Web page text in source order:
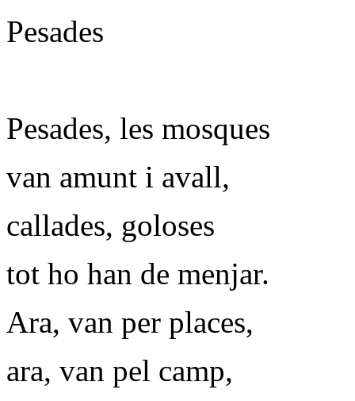
Pesades
Pesades, les mosques
van amunt i avall,
callades, goloses
tot ho han de menjar.
Ara, van per places,
ara, van pel camp,